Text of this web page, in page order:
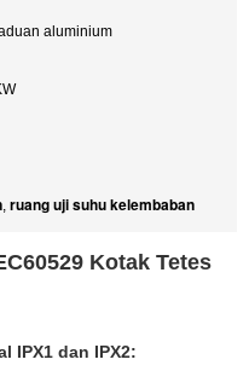
aluminium
, ruang uji suhu kelembaban
Kotak Tetes
IPX1 dan IPX2: